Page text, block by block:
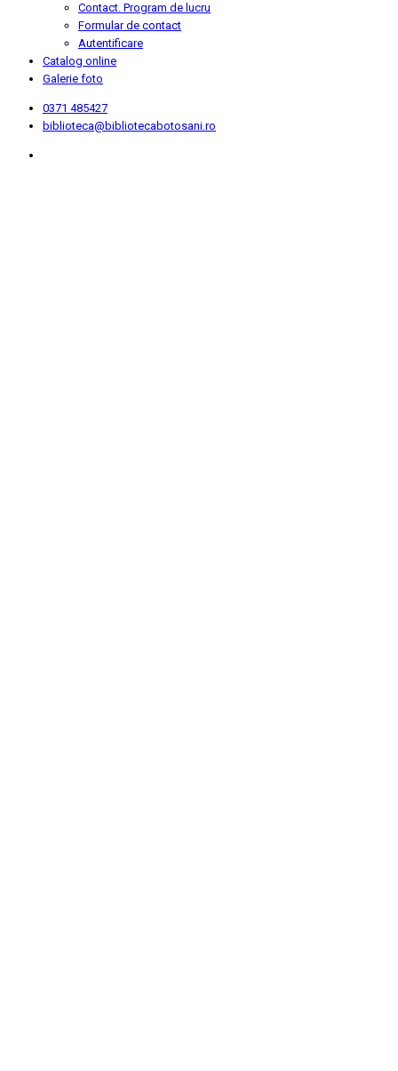
Contact. Program de lucru
Formular de contact
Autentificare
Catalog online
Galerie foto
0371 485427
biblioteca@bibliotecabotosani.ro